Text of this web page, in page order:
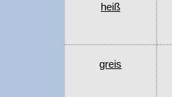
heiß
greis